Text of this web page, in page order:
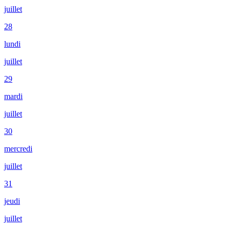
juillet
28
lundi
juillet
29
mardi
juillet
30
mercredi
juillet
31
jeudi
juillet